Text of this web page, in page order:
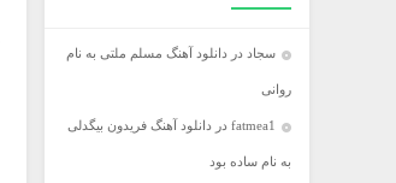
محمد رضا گلزار
محمد علیزاده
مرتضی اشرفی
مرتضی سرمدی
سجاد در دانلود آهنگ مسلم ملتی به نام
روانی
fatmea1 در دانلود آهنگ فریدون بیگدلی
به نام ساده بود